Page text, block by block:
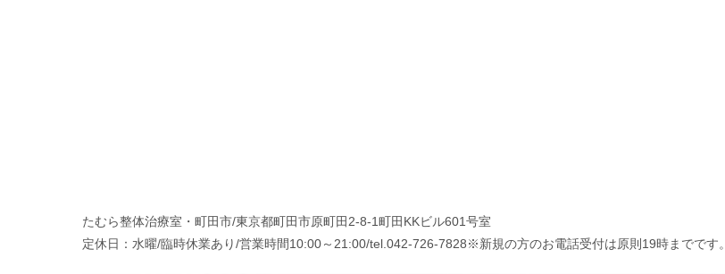
たむら整体治療室・町田市/東京都町田市原町田2-8-1町田KKビル601号室
定休日：水曜/臨時休業あり/営業時間10:00～21:00/tel.042-726-7828※新規の方のお電話受付は原則19時までです。